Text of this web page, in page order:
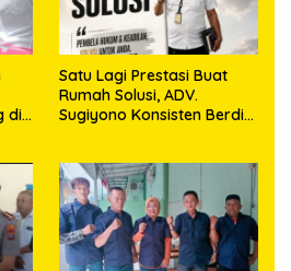
di
Satu Lagi Prestasi Buat
Rumah Solusi, ADV.
Sugiyono Konsisten Berdiri